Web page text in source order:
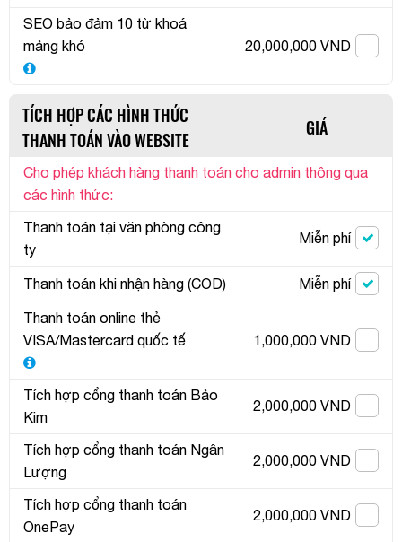
SEO bảo đảm 10 từ khoá
mảng khó
20,000,000 VND
TÍCH HỢP CÁC HÌNH THỨC
THANH TOÁN VÀO WEBSITE
GIÁ
Cho phép khách hàng thanh toán cho admin thông qua
các hình thức:
Thanh toán tại văn phòng công
ty
Miễn phí
Thanh toán khi nhận hàng (COD) Miễn phí
Thanh toán online thẻ
VISA/Mastercard quốc tế
1,000,000 VND
Tích hợp cổng thanh toán Bảo
Kim
2,000,000 VND
Tích hợp cổng thanh toán Ngân
Lượng
2,000,000 VND
Tích hợp cổng thanh toán
OnePay
2,000,000 VND